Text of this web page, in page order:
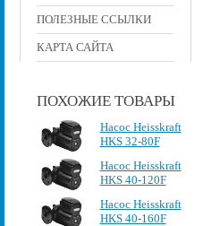
ПОЛЕЗНЫЕ ССЫЛКИ
КАРТА САЙТА
ПОХОЖИЕ ТОВАРЫ
Насос Heisskraft
HKS 32-80F
Насос Heisskraft
HKS 40-120F
Насос Heisskraft
HKS 40-160F